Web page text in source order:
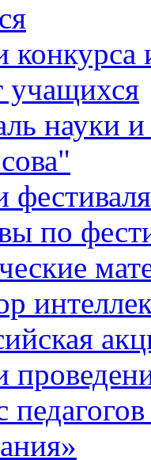
конкурса
учащихся
науки
фестиваля
по